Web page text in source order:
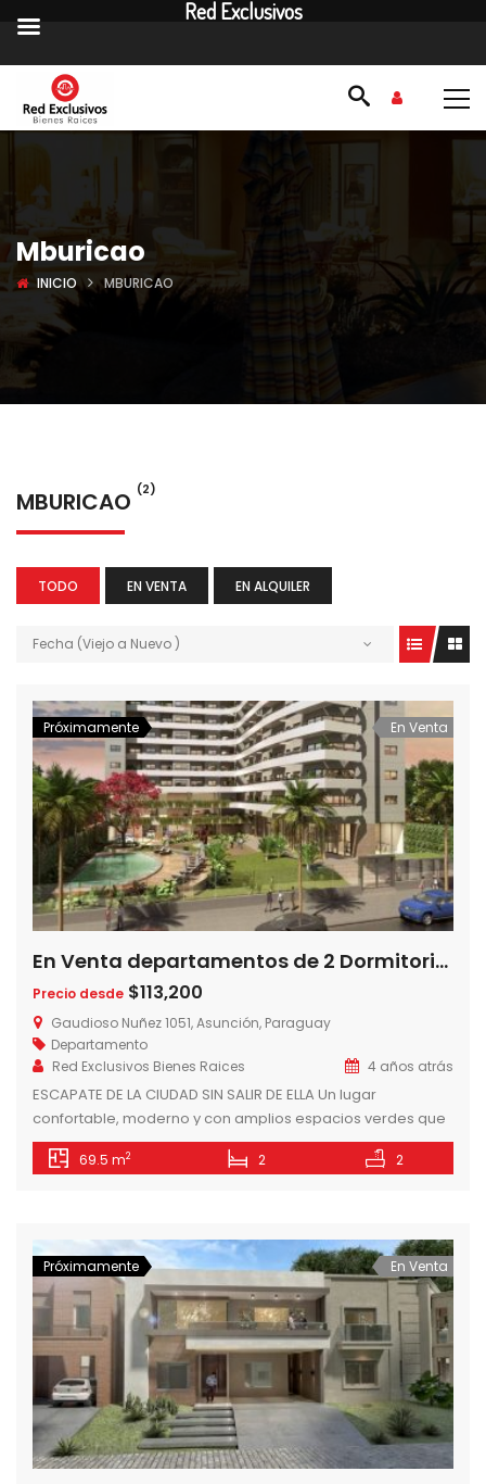
Mburicao
INICIO MBURICAO
MBURICAO (2)
TODO EN VENTA EN ALQUILER
Fecha (Viejo a Nuevo )
Próximamente En Venta
En Venta departamentos de 2 Dormitorios en Edificio Balcones de Seminario, Barrio Mburicao, Asunción-Paraguay
Precio desde $113,200
Gaudioso Nuñez 1051, Asunción, Paraguay
Departamento
Red Exclusivos Bienes Raices
4 años atrás
ESCAPATE DE LA CIUDAD SIN SALIR DE ELLA Un lugar
confortable, moderno y con amplios espacios verdes que
permiten escaparse de la ciudad sin salir de ella.
BALCONES DE SEMINARIO ofrece una gran variedad de
y conectividad […]
69.5 m2 2 2
Próximamente En Venta
Red Exclusivos